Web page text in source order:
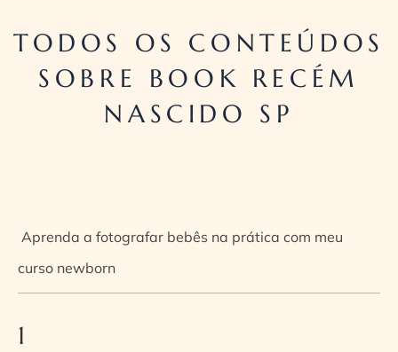
TODOS OS CONTEÚDOS
SOBRE BOOK RECÉM
NASCIDO SP
Aprenda a fotografar bebês na prática com meu
curso newborn
1